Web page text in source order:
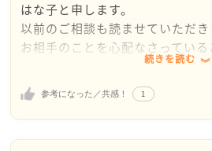
はな子と申します。
以前のご相談も読ませていただき
お相手のことを心配なさってい
てあげたいというお気持ちもよく
少し言い過ぎてしまってから、ど
るのか
わかりませんが、時間を置いて
続きを読む
参考になった／共感！ 1